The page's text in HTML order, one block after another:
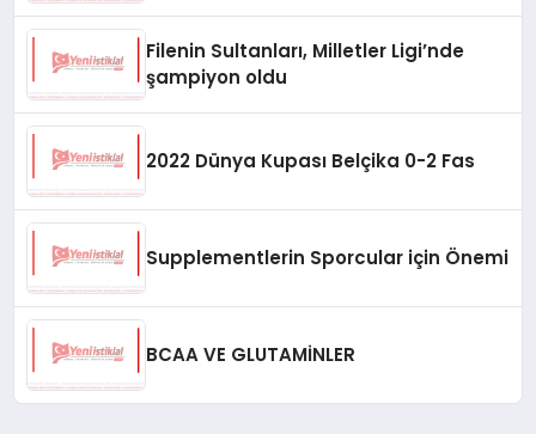
Filenin Sultanları, Milletler Ligi’nde
şampiyon oldu
2022 Dünya Kupası Belçika 0-2 Fas
Supplementlerin Sporcular için Önemi
BCAA VE GLUTAMİNLER